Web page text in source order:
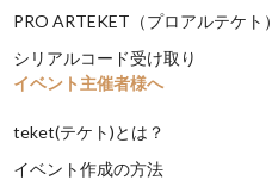
PRO ARTEKET（プロアルテケト）
シリアルコード受け取り
イベント主催者様へ
teket(テケト)とは？
イベント作成の方法